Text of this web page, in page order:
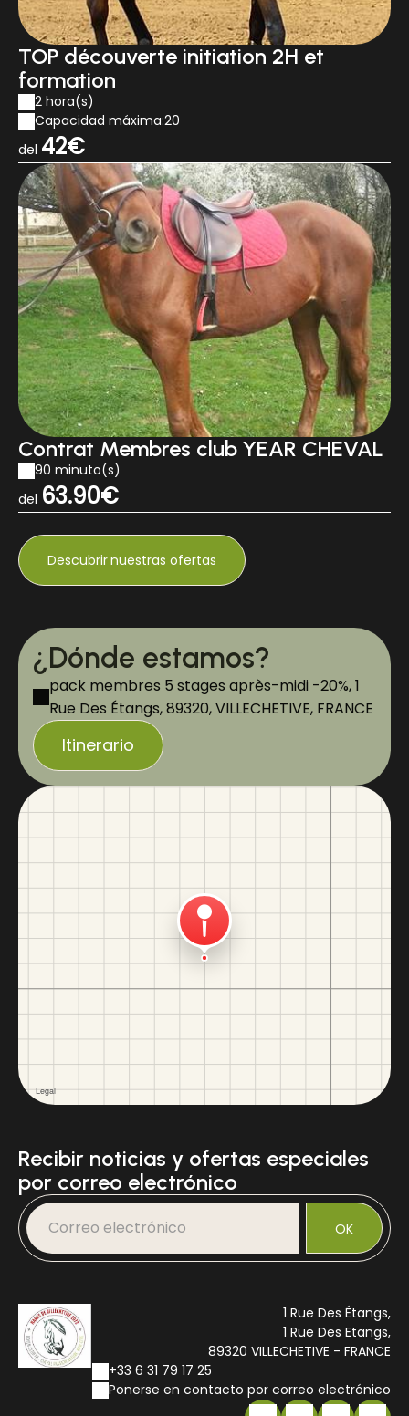
TOP découverte initiation 2H et
formation
2 hora(s)
Capacidad máxima:20
del 42€
Contrat Membres club YEAR CHEVAL
90 minuto(s)
del 63.90€
Descubrirnuestras ofertas
¿Dónde estamos?
pack membres 5 stages après-midi -20%, 1
Rue Des Étangs, 89320, VILLECHETIVE, FRANCE
Itinerario
Recibir noticias y ofertas especiales
por correo electrónico
OK
1 Rue Des Étangs,
1 Rue Des Etangs,
89320 VILLECHETIVE - FRANCE
+33 6 31 79 17 25
Ponerse en contacto por correo electrónico